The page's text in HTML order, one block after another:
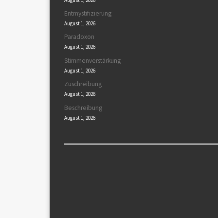
Entmystifizierung
August 1, 2026
Paradoxon
August 1, 2026
Stimmenverstärkung
August 1, 2026
Zuschreibung
August 1, 2026
Beschreibung
August 1, 2026